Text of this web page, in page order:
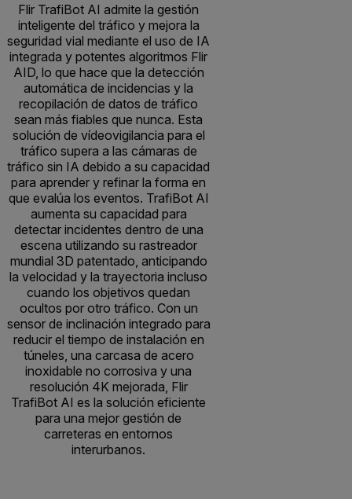
Flir TrafiBot AI admite la gestión
inteligente del tráfico y mejora la
seguridad vial mediante el uso de IA
integrada y potentes algoritmos Flir
AID, lo que hace que la detección
automática de incidencias y la
recopilación de datos de tráfico
sean más fiables que nunca. Esta
solución de vídeovigilancia para el
tráfico supera a las cámaras de
tráfico sin IA debido a su capacidad
para aprender y refinar la forma en
que evalúa los eventos. TrafiBot AI
aumenta su capacidad para
detectar incidentes dentro de una
escena utilizando su rastreador
mundial 3D patentado, anticipando
la velocidad y la trayectoria incluso
cuando los objetivos quedan
ocultos por otro tráfico. Con un
sensor de inclinación integrado para
reducir el tiempo de instalación en
túneles, una carcasa de acero
inoxidable no corrosiva y una
resolución 4K mejorada, Flir
TrafiBot AI es la solución eficiente
para una mejor gestión de
carreteras en entornos
interurbanos.